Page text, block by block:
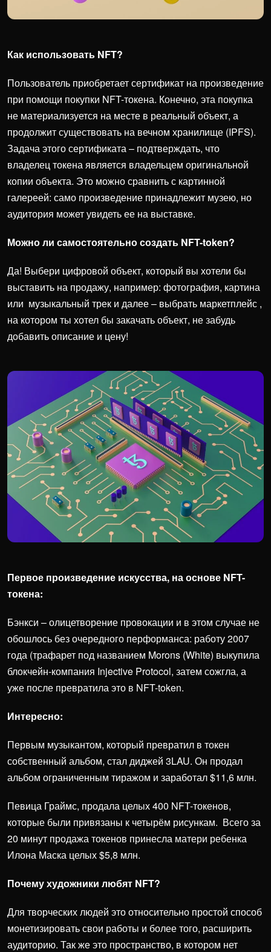
Как использовать NFT?
Пользователь приобретает сертификат на произведение
при помощи покупки NFT-токена. Конечно, эта покупка
не материализуется на месте в реальный объект, а
продолжит существовать на вечном хранилище (IPFS).
Задача этого сертификата – подтверждать, что
владелец токена является владельцем оригинальной
копии объекта. Это можно сравнить с картинной
галереей: само произведение принадлежит музею, но
аудитория может увидеть ее на выставке.
Можно ли самостоятельно создать NFT-token?
Да! Выбери цифровой объект, который вы хотели бы
выставить на продажу, например: фотография, картина
или музыкальный трек и далее – выбрать маркетплейс ,
на котором ты хотел бы закачать объект, не забудь
добавить описание и цену!
Первое произведение искусства, на основе NFT-
токена:
Бэнкси – олицетворение провокации и в этом случае не
обошлось без очередного перформанса: работу 2007
года (трафарет под названием Morons (White) выкупила
блокчейн-компания Injective Protocol, затем сожгла, а
уже после превратила это в NFT-token.
Интересно:
Первым музыкантом, который превратил в токен
собственный альбом, стал диджей 3LAU. Он продал
альбом ограниченным тиражом и заработал $11,6 млн.
Певица Граймс, продала целых 400 NFT-токенов,
которые были привязаны к четырём рисункам. Всего за
20 минут продажа токенов принесла матери ребенка
Илона Маска целых $5,8 млн.
Почему художники любят NFT?
Для творческих людей это относительно простой способ
монетизировать свои работы и более того, расширить
аудиторию. Так же это пространство, в котором нет